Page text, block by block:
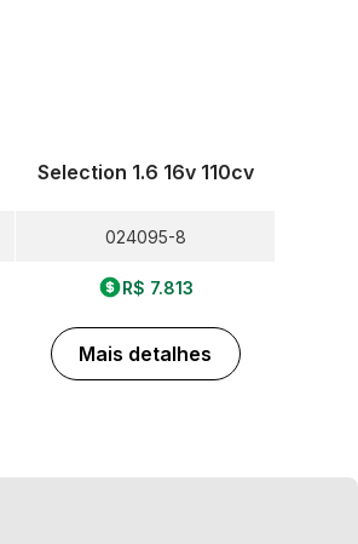
Selection 1.6 16v 110cv
024095-8
R$ 7.813
Mais detalhes